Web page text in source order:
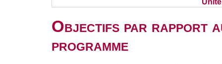
Objectifs par rapport
programme